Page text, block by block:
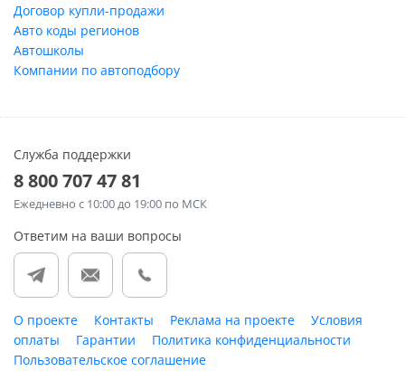
Договор купли-продажи
Авто коды регионов
Автошколы
Компании по автоподбору
Служба поддержки
8 800 707 47 81
Ежедневно с 10:00 до 19:00 по МСК
Ответим на ваши вопросы
О проекте Контакты Реклама на проекте
Условия
оплаты
Гарантии
Политика конфиденциальности
Пользовательское соглашение